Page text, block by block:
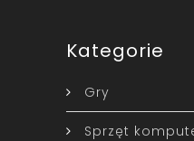
Kategorie
Gry
Sprzęt